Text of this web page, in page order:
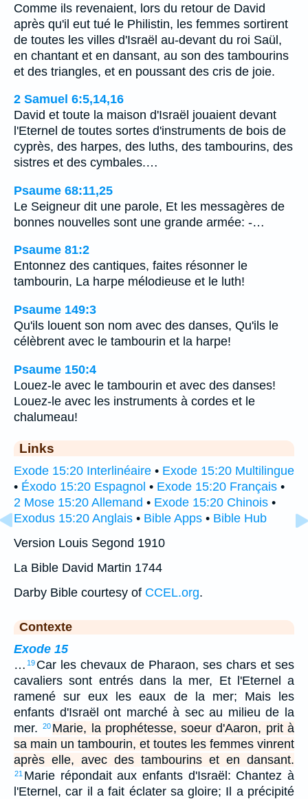
Comme ils revenaient, lors du retour de David
après qu'il eut tué le Philistin, les femmes sortirent
de toutes les villes d'Israël au-devant du roi Saül,
en chantant et en dansant, au son des tambourins
et des triangles, et en poussant des cris de joie.
2 Samuel 6:5,14,16
David et toute la maison d'Israël jouaient devant
l'Eternel de toutes sortes d'instruments de bois de
cyprès, des harpes, des luths, des tambourins, des
sistres et des cymbales.…
Psaume 68:11,25
Le Seigneur dit une parole, Et les messagères de
bonnes nouvelles sont une grande armée: -…
Psaume 81:2
Entonnez des cantiques, faites résonner le
tambourin, La harpe mélodieuse et le luth!
Psaume 149:3
Qu'ils louent son nom avec des danses, Qu'ils le
célèbrent avec le tambourin et la harpe!
Psaume 150:4
Louez-le avec le tambourin et avec des danses!
Louez-le avec les instruments à cordes et le
chalumeau!
Links
Exode 15:20 Interlinéaire • Exode 15:20 Multilingue
• Éxodo 15:20 Espagnol • Exode 15:20 Français •
2 Mose 15:20 Allemand • Exode 15:20 Chinois •
Exodus 15:20 Anglais • Bible Apps • Bible Hub
Version Louis Segond 1910
La Bible David Martin 1744
Darby Bible courtesy of CCEL.org.
Contexte
Exode 15
… 19 Car les chevaux de Pharaon, ses chars et ses
cavaliers sont entrés dans la mer, Et l'Eternel a
ramené sur eux les eaux de la mer; Mais les
enfants d'Israël ont marché à sec au milieu de la
mer.
20 Marie, la prophétesse, soeur d'Aaron, prit à
sa main un tambourin, et toutes les femmes vinrent
après elle, avec des tambourins et en dansant.
21 Marie répondait aux enfants d'Israël: Chantez à
l'Eternel, car il a fait éclater sa gloire; Il a précipité